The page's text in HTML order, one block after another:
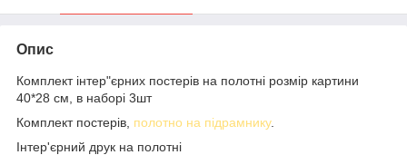
Опис
Комплект інтер"єрних постерів на полотні розмір картини
40*28 см, в наборі 3шт
Комплект постерів, полотно на підрамнику.
Інтер'єрний друк на полотні